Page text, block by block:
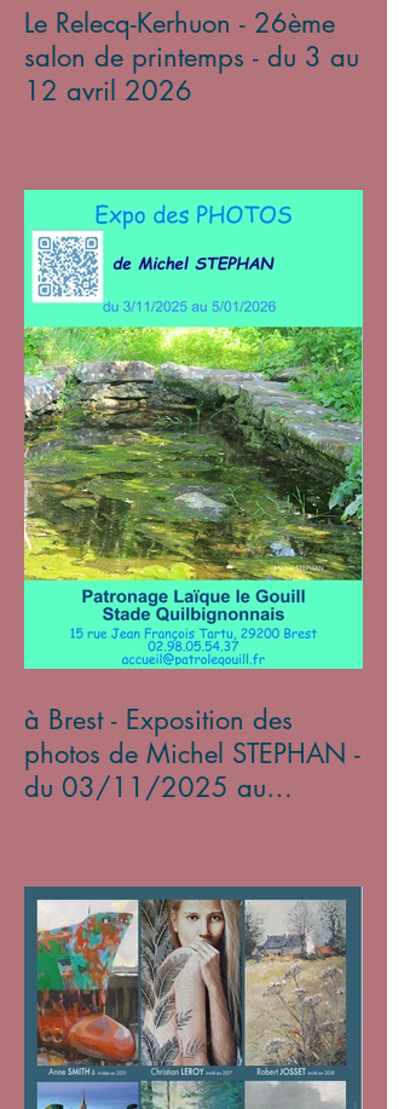
Le Relecq-Kerhuon - 26ème
salon de printemps - du 3 au
12 avril 2026
à Brest - Exposition des
photos de Michel STEPHAN -
du 03/11/2025 au